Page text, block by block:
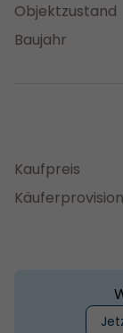
Objektzustand
Baujahr
Kaufpreis
Käuferprovision